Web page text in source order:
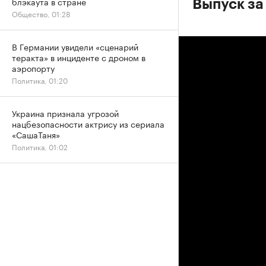
Выпуск
Общество, 01:28
В Германии увидели «сценарий
теракта» в инциденте с дроном в
аэропорту
Политика, 01:20
Украина признала угрозой
нацбезопасности актрису из сериала
«СашаТаня»
Политика, 01:02